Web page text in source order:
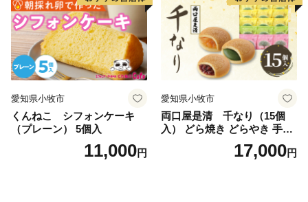
愛知県小牧市
くんねこ シフォンケーキ
（プレーン） 5個入
11,000円
愛知県小牧市
両口屋是清 千なり（15個
入） どら焼き どらやき 手土
産 お土産 土産 丹波大納言小
豆 抹茶 林檎 りんご 慶事 お
17,000円